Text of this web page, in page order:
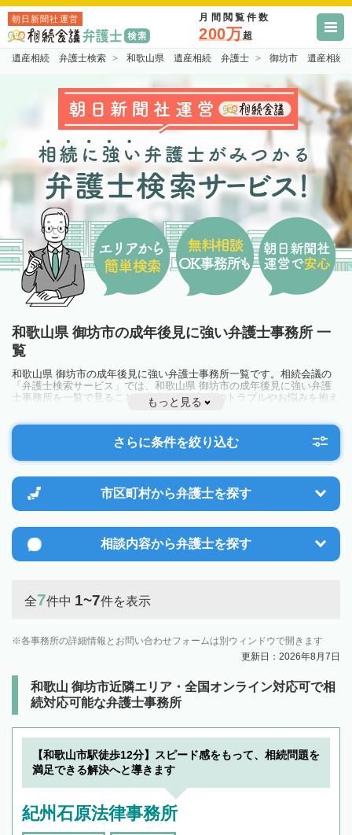
朝日新聞社運営 月間閲覧件数
200万超
遺産相続 弁護士検索 和歌山県 遺産相続 弁護士 御坊市 遺産相続
和歌山県 御坊市の成年後見に強い弁護士事務所 一
覧
和歌山県 御坊市の成年後見に強い弁護士事務所一覧です。相続会議の
「弁護士検索サービス」では、和歌山県 御坊市の成年後見に強い弁護
士事務所を一覧で見ることが出来ます。相続のトラブルやお悩みを抱え
ている方は一度近隣の弁護士に相談してみましょう。
もっと見る
さらに条件を絞り込む
市区町村から弁護士を探す
相談内容から弁護士を探す
全7件中 1~7件を表示
各事務所の詳細情報とお問い合わせフォームは別ウィンドウで開きます
更新日：2026年8月7日
和歌山 御坊市近隣エリア・全国オンライン対応可で相
続対応可能な弁護士事務所
【和歌山市駅徒歩12分】スピード感をもって、相続問題を
満足できる解決へと導きます
紀州石原法律事務所